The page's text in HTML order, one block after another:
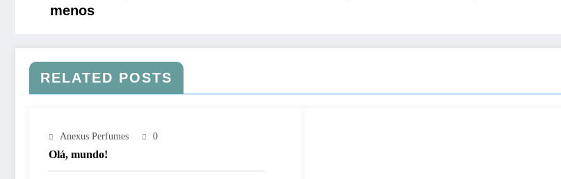
menos
RELATED POSTS
Anexus Perfumes 0
Olá, mundo!